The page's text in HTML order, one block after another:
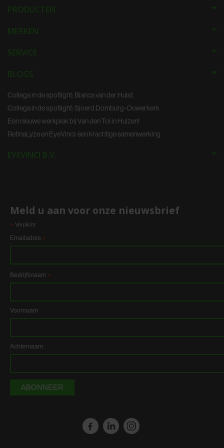
PRODUCTEN
MERKEN
SERVICE
BLOGS
Collega in de spotlight: Bianca van der Hulst
Collega in de spotlight: Sjoerd Domburg-Ouwerkerk
Een nieuwe werkplek bij Van den Tol in Huizen!
RetinaLyze en EyeVinci: een krachtige samenwerking
EYEVINCI B.V.
Meld u aan voor onze nieuwsbrief
* Verplicht
Emailadres *
Bedrijfsnaam *
Voornaam
Achternaam